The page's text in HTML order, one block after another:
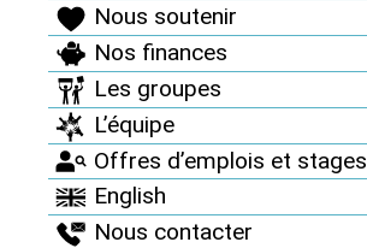
Nous soutenir
Nos finances
Les groupes
L’équipe
Offres d’emplois et stages
English
Nous contacter